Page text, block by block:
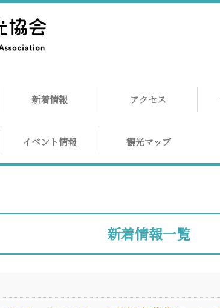
新着情報 アクセス
イベント情報 観光マップ
新着情報一覧